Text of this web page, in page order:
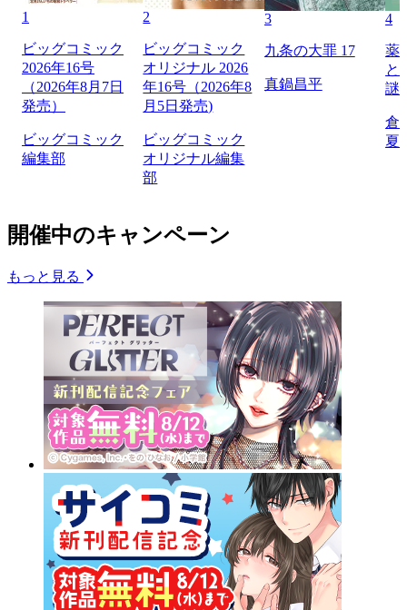
1
ビッグコミック
2026年16号
（2026年8月7日
発売）
ビッグコミック
編集部
2
ビッグコミック
オリジナル 2026
年16号（2026年8
月5日発売)
ビッグコミック
オリジナル編集
部
3
九条の大罪 17
真鍋昌平
4
薬
と
謎
倉
夏
開催中のキャンペーン
もっと見る